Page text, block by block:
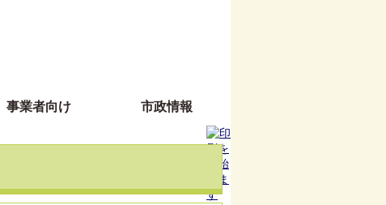
事業者向け 市政情報